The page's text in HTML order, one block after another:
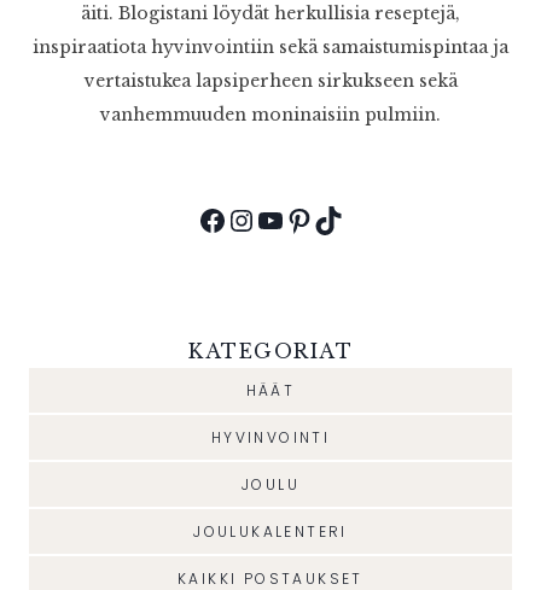
äiti. Blogistani löydät herkullisia reseptejä,
inspiraatiota hyvinvointiin sekä samaistumispintaa ja
vertaistukea lapsiperheen sirkukseen sekä
vanhemmuuden moninaisiin pulmiin.
Facebook
Instagram
YouTube
Pinterest
TikTok
KATEGORIAT
HÄÄT
HYVINVOINTI
JOULU
JOULUKALENTERI
KAIKKI POSTAUKSET